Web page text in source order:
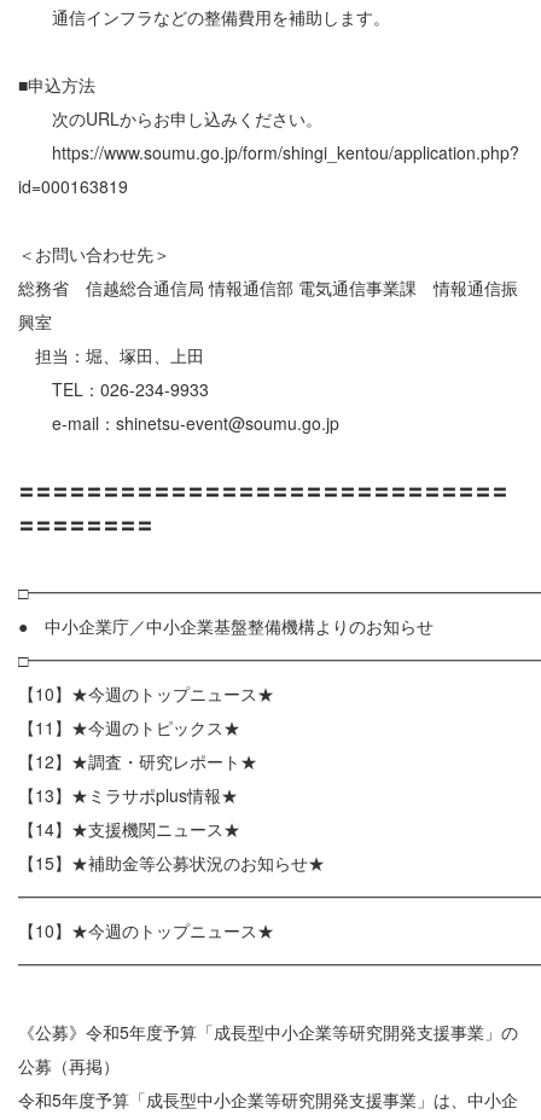
通信インフラなどの整備費用を補助します。
■申込方法
次のURLからお申し込みください。
https://www.soumu.go.jp/form/shingi_kentou/application.php?
id=000163819
＜お問い合わせ先＞
総務省 信越総合通信局 情報通信部 電気通信事業課 情報通信振
興室
担当：堀、塚田、上田
TEL：026-234-9933
e-mail：shinetsu-event@soumu.go.jp
〓〓〓〓〓〓〓〓〓〓〓〓〓〓〓〓〓〓〓〓〓〓〓〓〓〓〓〓〓
〓〓〓〓〓〓〓〓
● 中小企業庁／中小企業基盤整備機構よりのお知らせ
【10】★今週のトップニュース★
【11】★今週のトピックス★
【12】★調査・研究レポート★
【13】★ミラサポplus情報★
【14】★支援機関ニュース★
【15】★補助金等公募状況のお知らせ★
【10】★今週のトップニュース★
《公募》令和5年度予算「成長型中小企業等研究開発支援事業」の
公募（再掲）
令和5年度予算「成長型中小企業等研究開発支援事業」は、中小企